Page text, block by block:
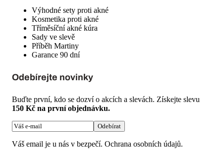
Výhodné sety proti akné
Kosmetika proti akné
Tříměsíční akné kúra
Sady ve slevě
Příběh Martiny
Garance 90 dní
Odebírejte novinky
Buďte první, kdo se dozví o akcích a slevách. Získejte slevu
150 Kč na první objednávku.
Odebírat
Váš email je u nás v bezpečí. Ochrana osobních údajů.